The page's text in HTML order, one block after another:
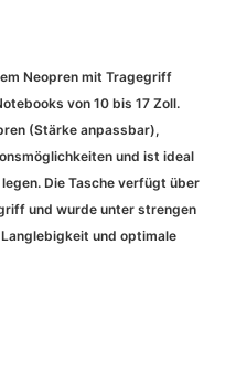
Neopren mit Tragegriff
von 10 bis 17 Zoll.
(Stärke anpassbar),
und ist ideal
Die Tasche verfügt über
und wurde unter strengen
und optimale